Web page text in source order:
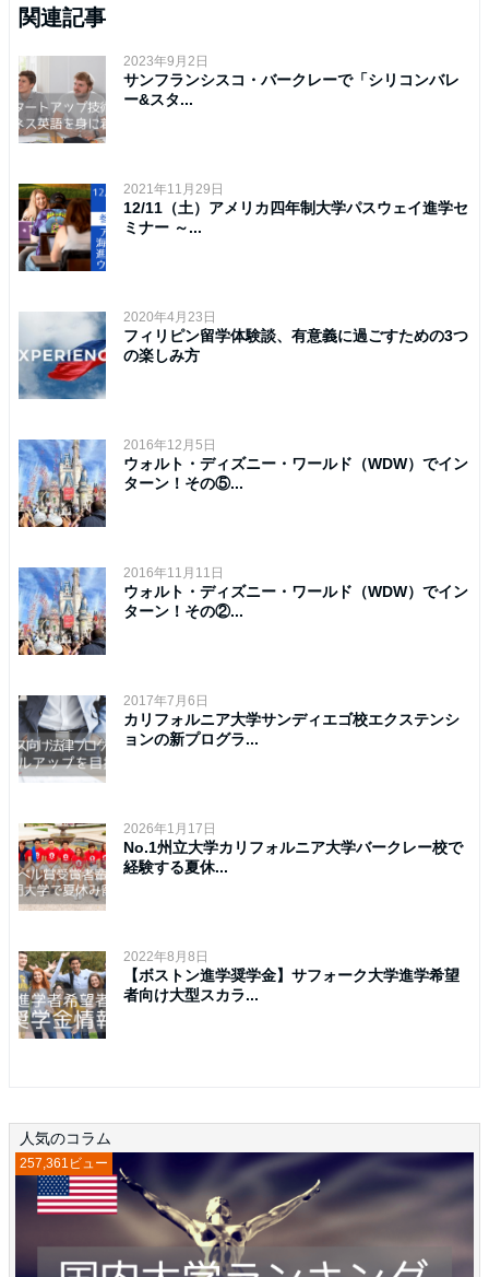
関連記事
2023年9月2日
サンフランシスコ・バークレーで「シリコンバレ
ー&スタ...
2021年11月29日
12/11（土）アメリカ四年制大学パスウェイ進学セ
ミナー ～...
2020年4月23日
フィリピン留学体験談、有意義に過ごすための3つ
の楽しみ方
2016年12月5日
ウォルト・ディズニー・ワールド（WDW）でイン
ターン！その⑤...
2016年11月11日
ウォルト・ディズニー・ワールド（WDW）でイン
ターン！その②...
2017年7月6日
カリフォルニア大学サンディエゴ校エクステンシ
ョンの新プログラ...
2026年1月17日
No.1州立大学カリフォルニア大学バークレー校で
経験する夏休...
2022年8月8日
【ボストン進学奨学金】サフォーク大学進学希望
者向け大型スカラ...
人気のコラム
257,361ビュー